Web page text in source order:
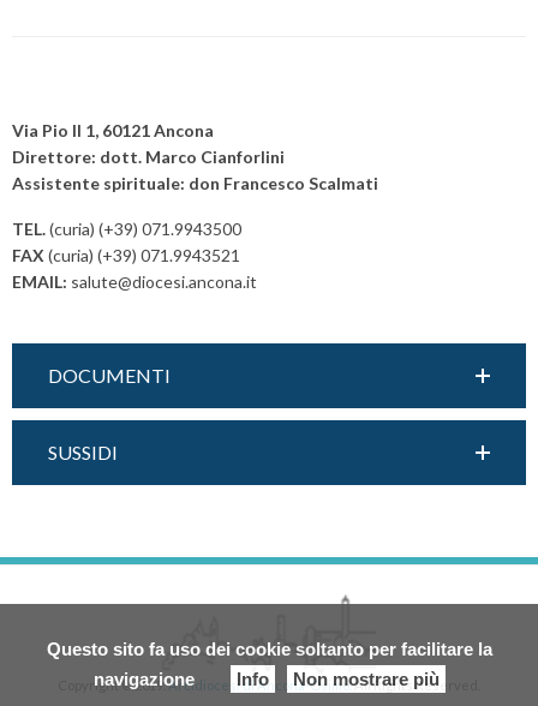
Questo sito fa uso dei cookie soltanto per facilitare la
navigazione
Info Non mostrare più
e
nell’ospedale
di
Torrette
o
s
t
N
a
v
g
t
Via Pio II 1, 60121 Ancona
Direttore: dott. Marco Cianforlini
Assistente spirituale: don Francesco Scalmati
TEL.(curia) (+39) 071.9943500
FAX(curia) (+39) 071.9943521
EMAIL: salute@diocesi.ancona.it
DOCUMENTI
SUSSIDI
Copyright © 2019.Arcidiocesi di Ancona-Osimo.All Rights Reserved.